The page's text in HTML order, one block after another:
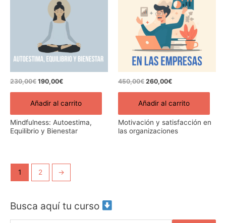
Busca aquí tu curso
B
u
230,00€
230,00€.
190,00€
es:
190,00€.
Añadir al carrito
Mindfulness: Autoestima,
Equilibrio y Bienestar
450,00€
450,00€.
260,00€
es:
260,00€.
Añadir al carrito
Motivación y satisfacción en
las organizaciones
1 2 →